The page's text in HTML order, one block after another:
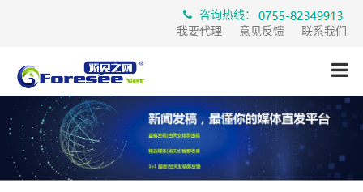
咨询热线：
我要代理
意见反馈 联系我们